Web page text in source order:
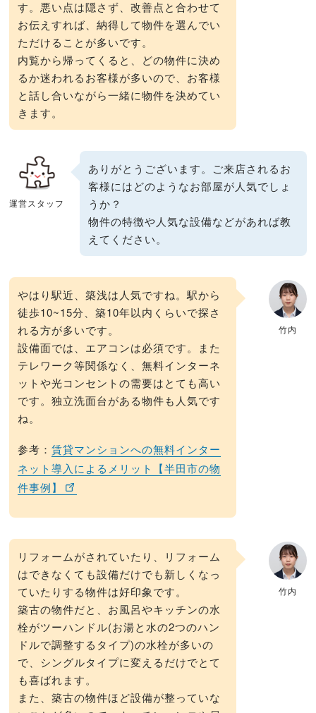
す。悪い点は隠さず、改善点と合わせて
お伝えすれば、納得して物件を選んでい
ただけることが多いです。
内覧から帰ってくると、どの物件に決め
るか迷われるお客様が多いので、お客様
と話し合いながら一緒に物件を決めてい
きます。
ありがとうございます。ご来店されるお
客様にはどのようなお部屋が人気でしょ
うか？
物件の特徴や人気な設備などがあれば教
えてください。
運営スタッフ
やはり駅近、築浅は人気ですね。駅から
徒歩10~15分、築10年以内くらいで探さ
れる方が多いです。
設備面では、エアコンは必須です。また
テレワーク等関係なく、無料インターネ
ットや光コンセントの需要はとても高い
です。独立洗面台がある物件も人気です
ね。
参考：賃貸マンションへの無料インター
ネット導入によるメリット【半田市の物
件事例】
竹内
リフォームがされていたり、リフォーム
はできなくても設備だけでも新しくなっ
ていたりする物件は好印象です。
築古の物件だと、お風呂やキッチンの水
栓がツーハンドル(お湯と水の2つのハン
ドルで調整するタイプ)の水栓が多いの
で、シングルタイプに変えるだけでとて
も喜ばれます。
また、築古の物件ほど設備が整っていな
竹内